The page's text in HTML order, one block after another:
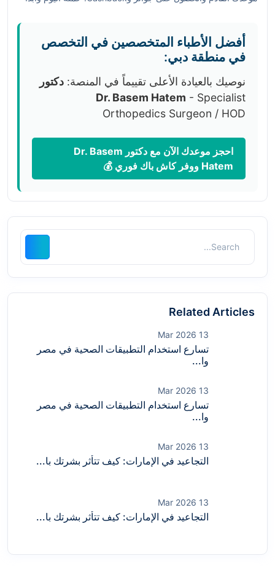
أفضل الأطباء المتخصصين في التخصص
في منطقة دبي:
نوصيك بالعيادة الأعلى تقييماً في المنصة: دكتور
Dr. Basem Hatem - Specialist
Orthopedics Surgeon / HOD
احجز موعدك الآن مع دكتور Dr. Basem
Hatem ووفر كاش باك فوري 💰
Related Articles
13 Mar 2026
تسارع استخدام التطبيقات الصحية في مصر
وا...
13 Mar 2026
تسارع استخدام التطبيقات الصحية في مصر
وا...
13 Mar 2026
التجاعيد في الإمارات: كيف تتأثر بشرتك با...
13 Mar 2026
التجاعيد في الإمارات: كيف تتأثر بشرتك با...